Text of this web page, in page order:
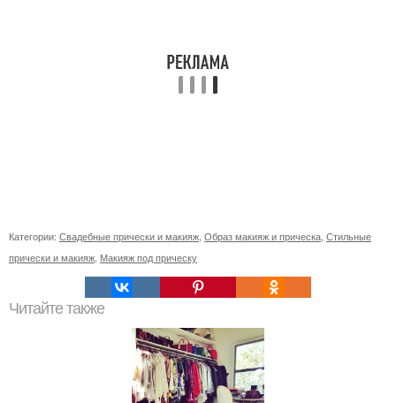
Категории: Свадебные прически и макияж Образ макияж и прическа Стильные
прически и макияж Макияж под прическу
Читайте также